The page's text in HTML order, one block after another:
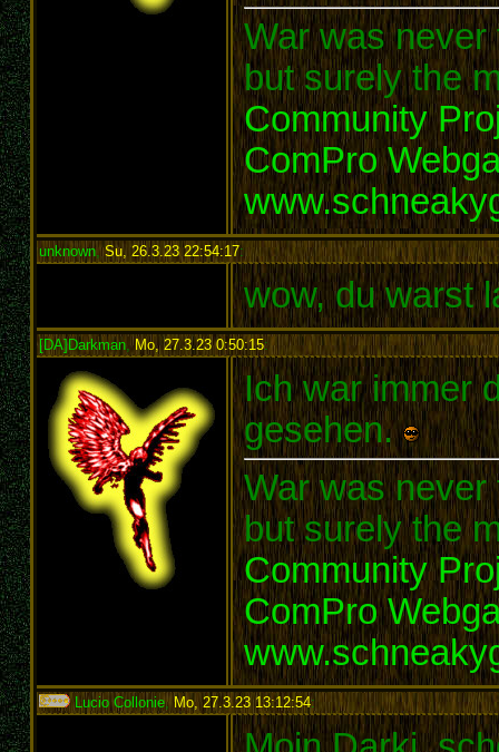
War was never
but surely the
Community
ComPro
unknown,Su, 26.3.23 22:54:17:
wow, du warst
[DA]Darkman,Mo, 27.3.23 0:50:15:
Ich war immer
gesehen.
War was never
but surely the
Community
ComPro
Lucio Collonie, Mo, 27.3.23 13:12:54: